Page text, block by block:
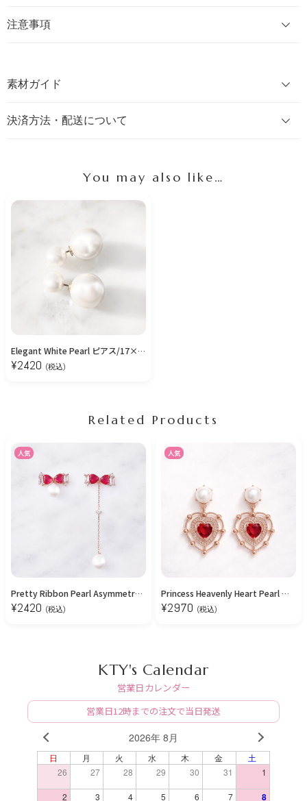
注意事項
素材ガイド
決済方法・配送について
You may also like…
Elegant White Pearl ピアス/17×10
¥2420 (税込)
Related Products
人気
Pretty Ribbon Pearl Asymmetry ピアス/Ruby
¥2420 (税込)
人気
Princess Heavenly Heart Pearl ピアス
¥2970 (税込)
KTY's Calendar
営業日カレンダー
営業日12時までの注文で当日発送
2026年 8月 NEXT
日 月 火 水 木 金
土
26
27 28 29 30 31 1
2 3 4 5 6 7 8